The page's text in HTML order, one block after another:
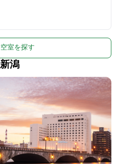
空室を探す
潟